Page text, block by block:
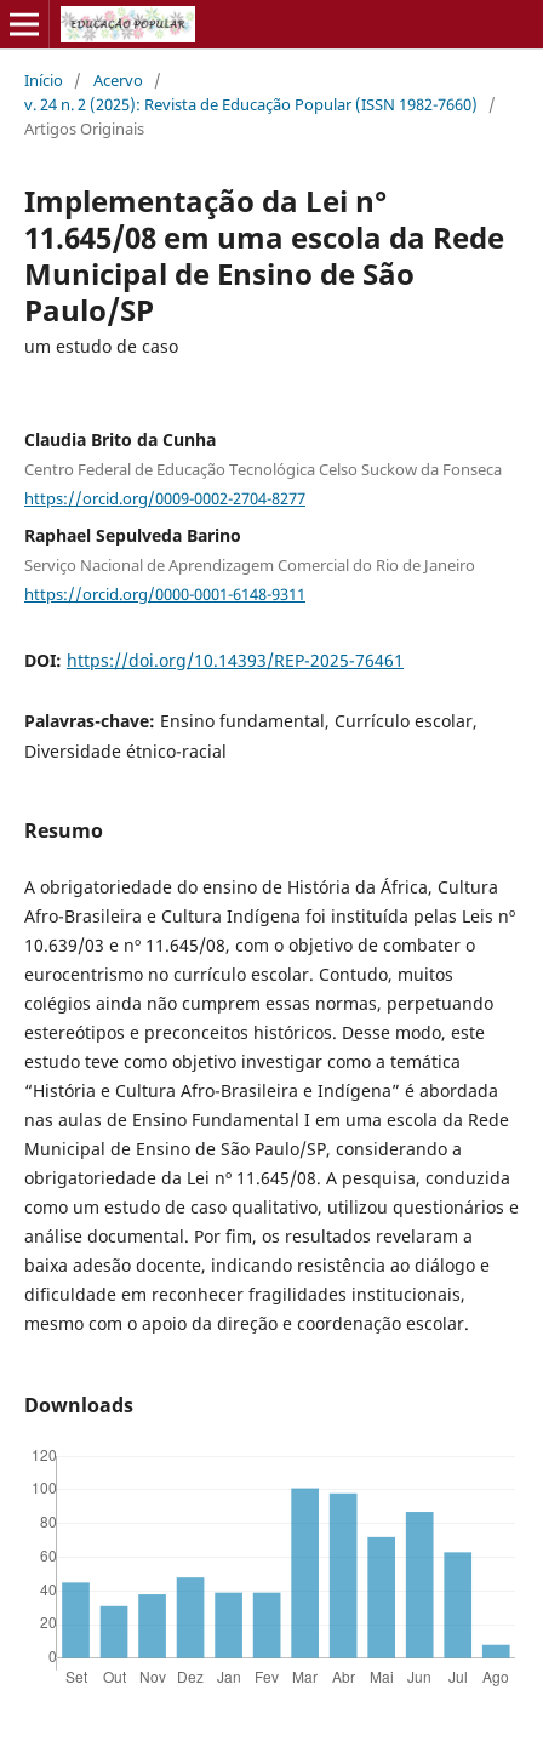
Início / Acervo /
v. 24 n. 2 (2025): Revista de Educação Popular (ISSN 1982-7660)
/
Artigos Originais
Implementação da Lei n°
11.645/08 em uma escola da Rede
Municipal de Ensino de São
Paulo/SP
um estudo de caso
Claudia Brito da Cunha
Centro Federal de Educação Tecnológica Celso Suckow da Fonseca
https://orcid.org/0009-0002-2704-8277
Raphael Sepulveda Barino
Serviço Nacional de Aprendizagem Comercial do Rio de Janeiro
https://orcid.org/0000-0001-6148-9311
DOI: https://doi.org/10.14393/REP-2025-76461
Palavras-chave: Ensino fundamental, Currículo escolar,
Diversidade étnico-racial
Resumo
A obrigatoriedade do ensino de História da África, Cultura
Afro-Brasileira e Cultura Indígena foi instituída pelas Leis nº
10.639/03 e nº 11.645/08, com o objetivo de combater o
eurocentrismo no currículo escolar. Contudo, muitos
colégios ainda não cumprem essas normas, perpetuando
estereótipos e preconceitos históricos. Desse modo, este
estudo teve como objetivo investigar como a temática
“História e Cultura Afro-Brasileira e Indígena” é abordada
nas aulas de Ensino Fundamental I em uma escola da Rede
Municipal de Ensino de São Paulo/SP, considerando a
obrigatoriedade da Lei nº 11.645/08. A pesquisa, conduzida
como um estudo de caso qualitativo, utilizou questionários e
análise documental. Por fim, os resultados revelaram a
baixa adesão docente, indicando resistência ao diálogo e
dificuldade em reconhecer fragilidades institucionais,
mesmo com o apoio da direção e coordenação escolar.
Downloads